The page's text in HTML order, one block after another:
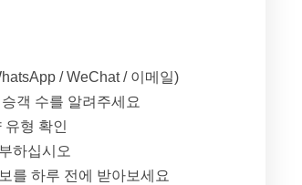
/ WeChat / 이메일)
객 수를 알려주세요
유형 확인
하십시오
를 하루 전에 받아보세요